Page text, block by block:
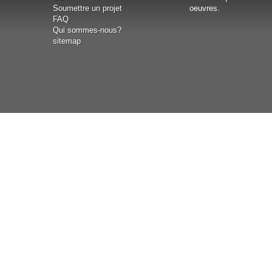
Soumettre un projet
FAQ
Qui sommes-nous?
sitemap
oeuvres.